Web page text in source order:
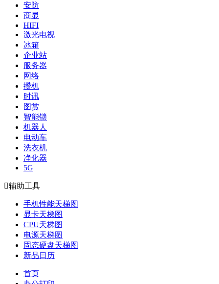
安防
商显
HIFI
激光电视
冰箱
企业站
服务器
网络
攒机
时讯
图赏
智能锁
机器人
电动车
洗衣机
净化器
5G
辅助工具
手机性能天梯图
显卡天梯图
CPU天梯图
电源天梯图
固态硬盘天梯图
新品日历
首页